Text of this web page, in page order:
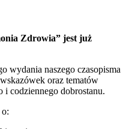
Zdrowia” jest już
wydania naszego czasopisma
oraz tematów
codziennego dobrostanu.